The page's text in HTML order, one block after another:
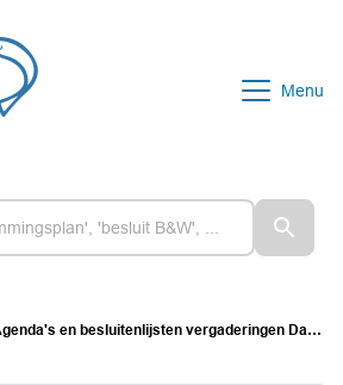
Menu
en besluitenlijsten vergaderingen Dagelijks Bestuur